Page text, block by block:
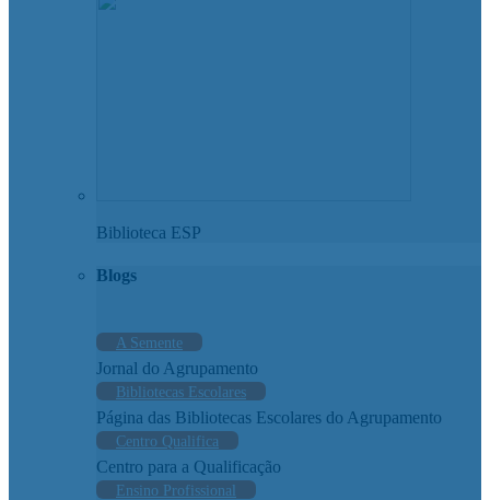
Biblioteca ESP
Blogs
A Semente
Jornal do Agrupamento
Bibliotecas Escolares
Página das Bibliotecas Escolares do Agrupamento
Centro Qualifica
Centro para a Qualificação
Ensino Profissional